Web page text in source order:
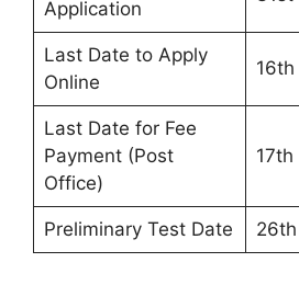
Application
Last Date to Apply
Online
Last Date for Fee
Payment (Post
Office)
Preliminary Test Date